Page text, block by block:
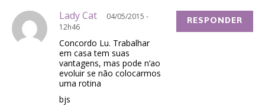
Lady Cat
04/05/2015 -
12h46
Concordo Lu. Trabalhar
em casa tem suas
vantagens, mas pode n’ao
evoluir se não colocarmos
uma rotina
bjs
RESPONDER